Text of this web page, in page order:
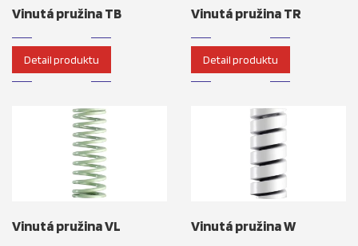
Vinutá pružina TB
Detail produktu
Vinutá pružina TR
Detail produktu
Vinutá pružina VL Vinutá pružina W